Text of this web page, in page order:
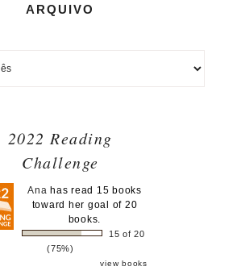
ARQUIVO
2022 Reading
Challenge
Ana has read 15 books
toward her goal of 20
books.
15 of 20
(75%)
view books